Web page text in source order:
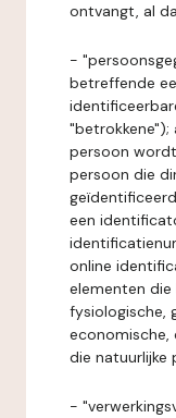
ontvangt, al
-
betreffende
"betrokkene");
persoon
persoon die
een
online
elementen die
fysiologische,
economische,
die natuurlijke
-